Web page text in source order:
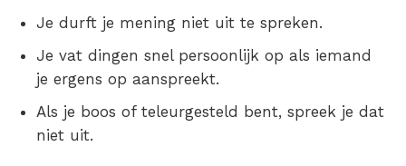
Je durft je mening niet uit te spreken.
Je vat dingen snel persoonlijk op als iemand
je ergens op aanspreekt.
Als je boos of teleurgesteld bent, spreek je dat
niet uit.